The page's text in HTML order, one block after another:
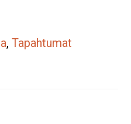
,Tapahtumat